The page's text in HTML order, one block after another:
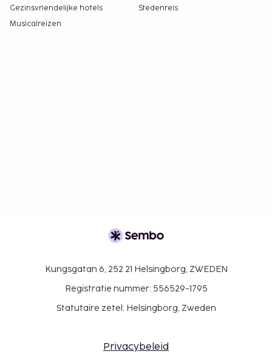
Gezinsvriendelijke hotels
Stedenreis
Musicalreizen
Kungsgatan 6, 252 21 Helsingborg, ZWEDEN
Registratie nummer: 556529-1795
Statutaire zetel: Helsingborg, Zweden
Privacybeleid